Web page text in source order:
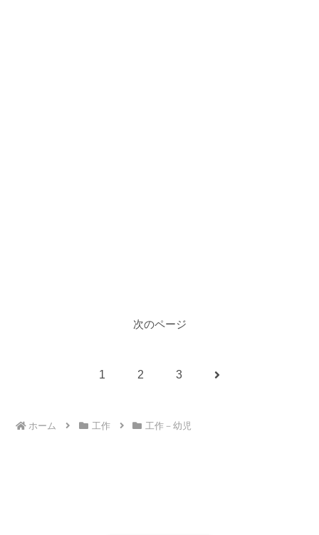
次のページ
1 2 3 次
ホーム 工作 工作－幼児